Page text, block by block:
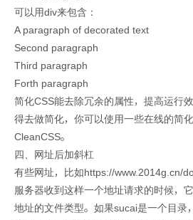
可以用div来包含：
A paragraph of decorated text
Second paragraph
Third paragraph
Forth paragraph
简化CSS能去除冗余的属性，提高运行
得去做简化，你可以使用一些在线的简
CleanCSS。
四、网址后加斜杠
有些网址，比如https://www.2014g.cn/
服务器收到这样一个地址请求的时候，
地址的文件类型。如果sucai是一个目录